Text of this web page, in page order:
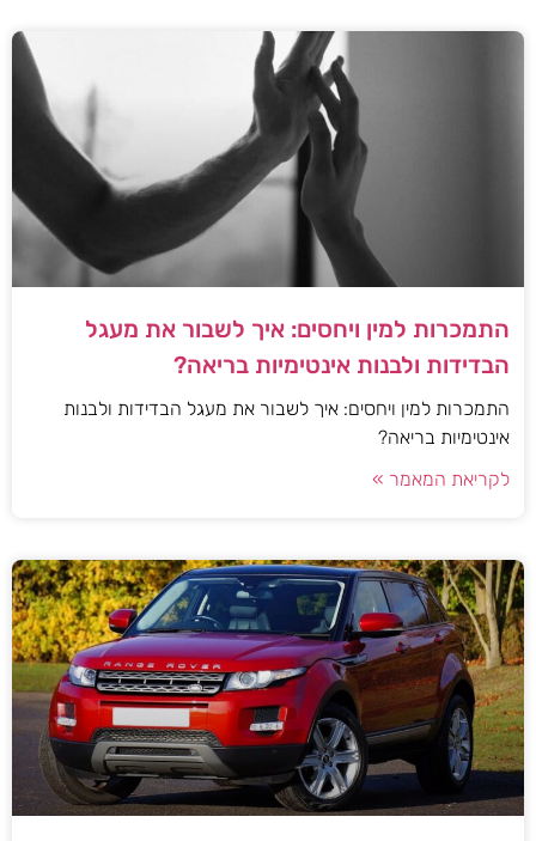
התמכרות למין ויחסים: איך לשבור את מעגל
הבדידות ולבנות אינטימיות בריאה?
התמכרות למין ויחסים: איך לשבור את מעגל הבדידות ולבנות
אינטימיות בריאה?
לקריאת המאמר »